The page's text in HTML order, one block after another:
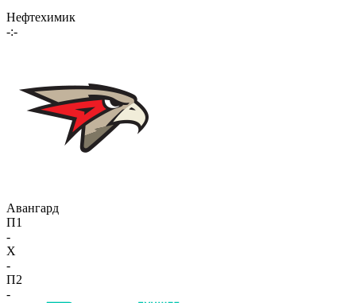
Нефтехимик
-:-
Авангард
П1
-
X
-
П2
-